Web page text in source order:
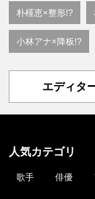
朴槿恵×整形!?
小林アナ×降板!?
エディタ
人気カテゴリ
歌手 俳優